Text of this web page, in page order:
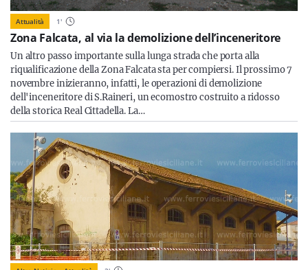
Attualità 1'
Zona Falcata, al via la demolizione dell’inceneritore
Un altro passo importante sulla lunga strada che porta alla
riqualificazione della Zona Falcata sta per compiersi. Il prossimo 7
novembre inizieranno, infatti, le operazioni di demolizione
dell'inceneritore di S.Raineri, un ecomostro costruito a ridosso
della storica Real Cittadella. La…